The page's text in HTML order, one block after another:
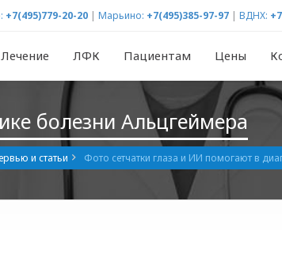
+7(495)779-20-20 | Марьино: +7(495)385-97-97 | ВДНХ:
Лечение ЛФК Пациентам Цены
болезни Альцгеймера
и статьи Фото сетчатки глаза и ИИ помогают в